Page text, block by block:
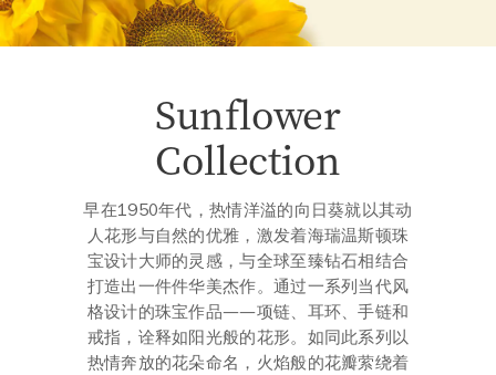
Sunflower
Collection
早在1950年代，热情洋溢的向日葵就以其动
人花形与自然的优雅，激发着海瑞温斯顿珠
宝设计大师的灵感，与全球至臻钻石相结合
打造出一件件华美杰作。通过一系列当代风
格设计的珠宝作品——项链、耳环、手链和
戒指，诠释如阳光般的花形。如同此系列以
热情奔放的花朵命名，火焰般的花瓣萦绕着